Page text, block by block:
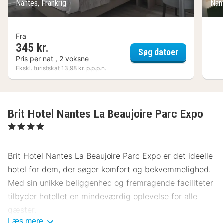
Nantes, Frankrig
Fra
345 kr.
Pris per nat , 2 voksne
Ekskl. turistskat 13,98 kr. p.p.p.n.
Søg datoerThe
Brit Hotel Nantes La Beaujoire Parc Expo
, 4 Stjerner
Brit Hotel Nantes La Beaujoire Parc Expo er det ideelle
hotel for dem, der søger komfort og bekvemmelighed.
Med sin unikke beliggenhed og fremragende faciliteter
tilbyder hotellet en mindeværdig oplevelse for alle
gæster.
Læs mere